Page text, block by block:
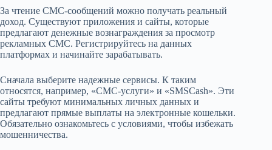
За чтение СМС-сообщений можно получать реальный
доход. Существуют приложения и сайты, которые
предлагают денежные вознаграждения за просмотр
рекламных СМС. Регистрируйтесь на данных
платформах и начинайте зарабатывать.
Сначала выберите надежные сервисы. К таким
относятся, например, «СМС-услуги» и «SMSCash». Эти
сайты требуют минимальных личных данных и
предлагают прямые выплаты на электронные кошельки.
Обязательно ознакомьтесь с условиями, чтобы избежать
мошенничества.